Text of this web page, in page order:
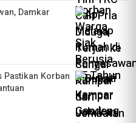
Damkar
Pastikan Korban